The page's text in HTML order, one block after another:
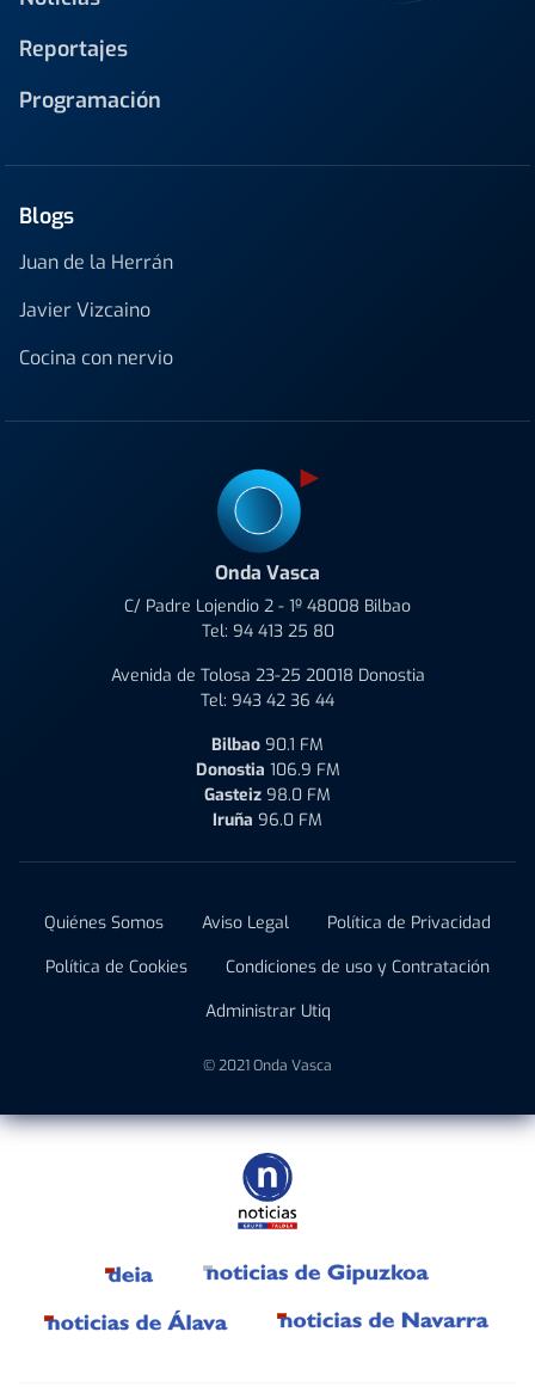
Reportajes
Programación
Blogs
Juan de la Herrán
Javier Vizcaino
Cocina con nervio
Onda Vasca
C/ Padre Lojendio 2 - 1º 48008 Bilbao
Tel: 94 413 25 80
Avenida de Tolosa 23-25 20018 Donostia
Tel: 943 42 36 44
Bilbao 90.1 FM
Donostia 106.9 FM
Gasteiz 98.0 FM
Iruña 96.0 FM
Quiénes Somos Aviso Legal
Política de Privacidad
Política de Cookies
Condiciones de uso y Contratación
Administrar Utiq
© 2021 Onda Vasca